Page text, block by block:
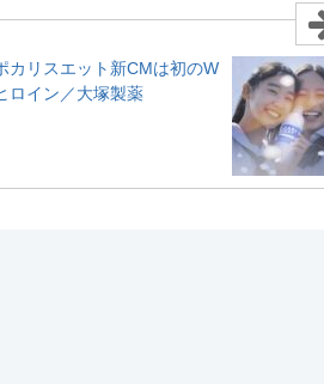
カリスエット新CMは初のW
ロイン／大塚製薬